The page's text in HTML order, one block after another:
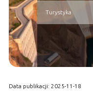
Turystyka
Data publikacji: 2025-11-18